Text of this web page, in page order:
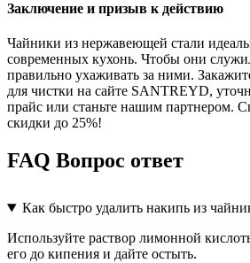
Заключение и призыв к действию
Чайники из нержавеющей стали
современных кухонь. Чтобы они
правильно ухаживать за ними.
для чистки на сайте SANTREYD,
прайс или станьте нашим партнером.
скидки до 25%!
FAQ Вопрос ответ
Как быстро удалить накипь из
Используйте раствор лимонной
его до кипения и дайте остыть.